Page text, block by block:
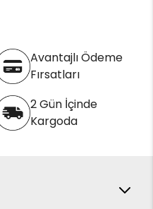
Avantajlı Ödeme
Fırsatları
2 Gün İçinde
Kargoda